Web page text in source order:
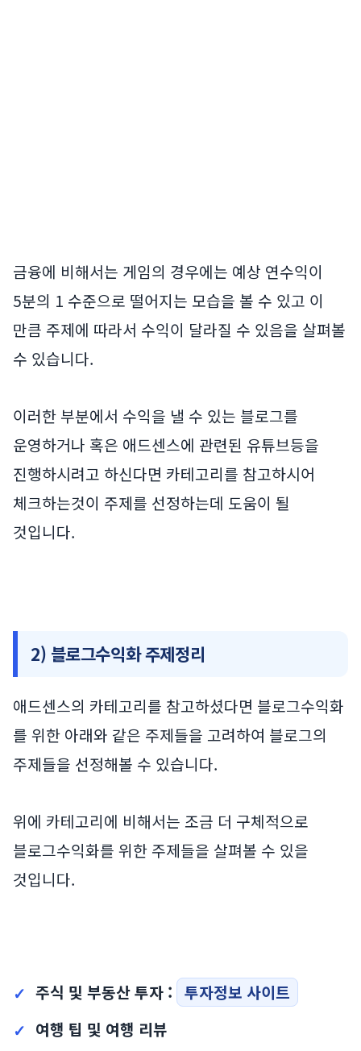
금융에 비해서는 게임의 경우에는 예상 연수익이
5분의 1 수준으로 떨어지는 모습을 볼 수 있고 이
만큼 주제에 따라서 수익이 달라질 수 있음을 살펴볼
수 있습니다.
이러한 부분에서 수익을 낼 수 있는 블로그를
운영하거나 혹은 애드센스에 관련된 유튜브등을
진행하시려고 하신다면 카테고리를 참고하시어
체크하는것이 주제를 선정하는데 도움이 될
것입니다.
2) 블로그수익화 주제정리
애드센스의 카테고리를 참고하셨다면 블로그수익화
를 위한 아래와 같은 주제들을 고려하여 블로그의
주제들을 선정해볼 수 있습니다.
위에 카테고리에 비해서는 조금 더 구체적으로
블로그수익화를 위한 주제들을 살펴볼 수 있을
것입니다.
주식 및 부동산 투자 : 투자정보 사이트
여행 팁 및 여행 리뷰